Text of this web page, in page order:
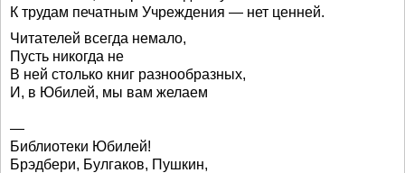
К трудам печатным Учреждения — нет ценней.
Читателей всегда немало,
Пусть никогда не
В ней столько книг разнообразных,
И, в Юбилей, мы вам желаем
—
Библиотеки Юбилей!
Брэдбери, Булгаков, Пушкин,